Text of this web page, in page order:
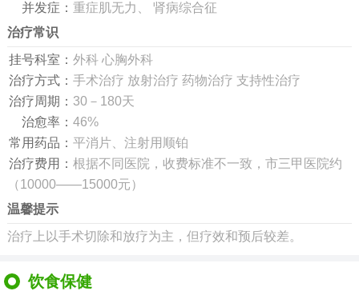
并发症： 重症肌无力、 肾病综合征
治疗常识
挂号科室： 外科 心胸外科
治疗方式： 手术治疗 放射治疗 药物治疗 支持性治疗
治疗周期： 30－180天
治愈率： 46%
常用药品： 平消片、注射用顺铂
治疗费用： 根据不同医院，收费标准不一致，市三甲医院约
（10000——15000元）
温馨提示
治疗上以手术切除和放疗为主，但疗效和预后较差。
饮食保健